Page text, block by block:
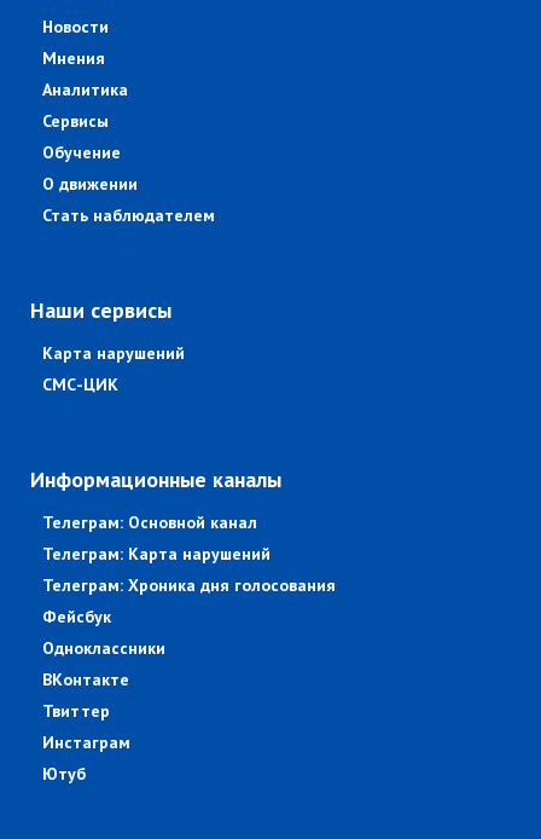
Новости
Мнения
Аналитика
Сервисы
Обучение
О движении
Стать наблюдателем
Наши сервисы
Карта нарушений
СМС-ЦИК
Информационные каналы
Телеграм: Основной канал
Телеграм: Карта нарушений
Телеграм: Хроника дня голосования
Фейсбук
Одноклассники
ВКонтакте
Твиттер
Инстаграм
Ютуб